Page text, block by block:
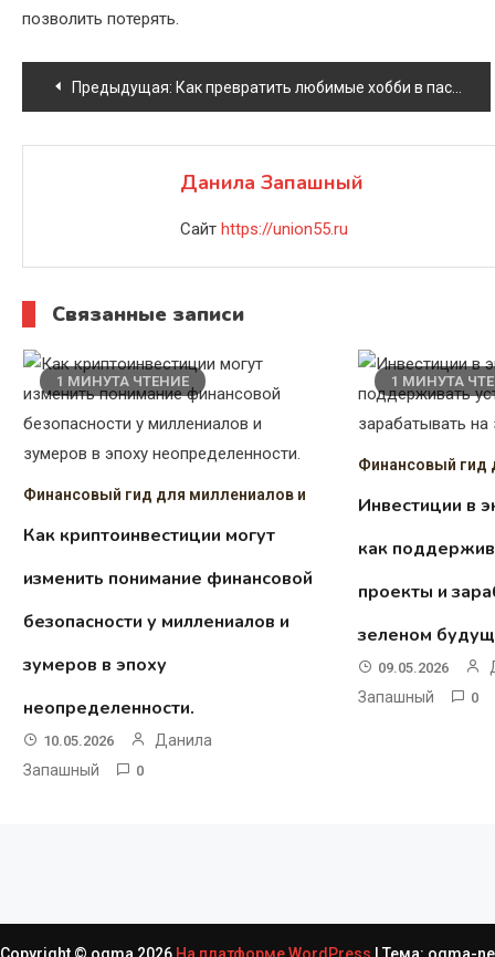
позволить потерять.
Навигация
по
Предыдущая: Как превратить любимые хобби в пассивный доход и финансовую независимость для миллениалов и зумеров
Данила Запашный
Сайт https://union55.ru
Связанные записи
1 МИНУТА ЧТЕНИЕ
Финансовый гид для миллениалов и
Как криптоинвестиции могут
изменить понимание финансовой
безопасности у миллениалов и
зумеров в эпоху
неопределенности.
10.05.2026
Данила
Запашный
0
1 МИНУТА
Финансовый гид
Инвестиции в
как
проекты и
зеленом
09.05.2026
Запашный
0
Copyright © ogma 2026 На платформе WordPress | Тема: ogma-